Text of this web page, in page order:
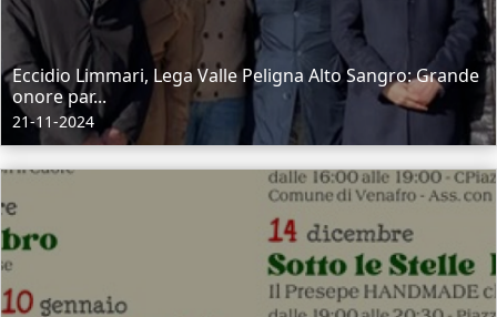
Eccidio Limmari, Lega Valle Peligna Alto Sangro: Grande
onore par...
21-11-2024